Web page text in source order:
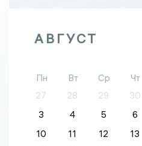
АВГУСТ
Пн Вт Ср Чт
27
28 29 30
3
4 5 6
10
11 12 13